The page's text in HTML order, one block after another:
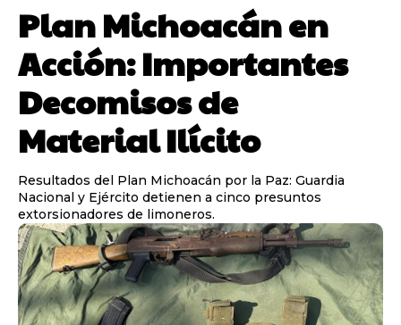
Plan Michoacán en
Acción: Importantes
Decomisos de
Material Ilícito
Resultados del Plan Michoacán por la Paz: Guardia
Nacional y Ejército detienen a cinco presuntos
extorsionadores de limoneros.